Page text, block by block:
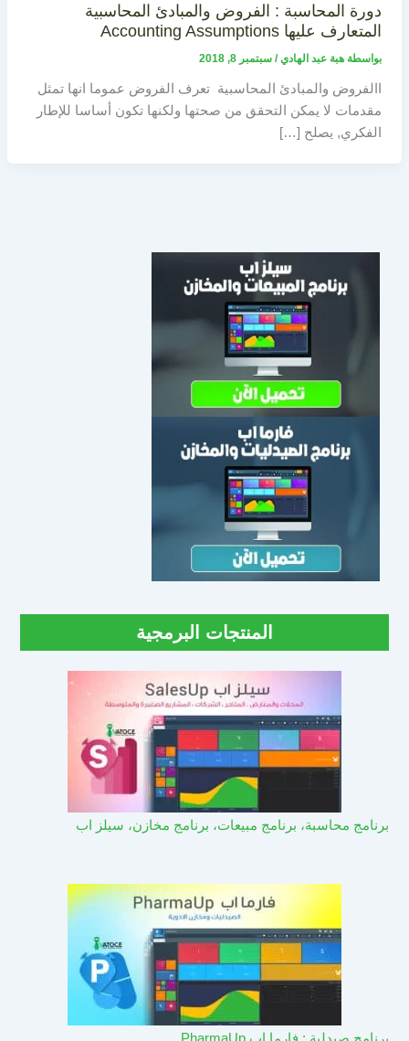
دورة المحاسبة : الفروض والمبادئ المحاسبية
المتعارف عليها Accounting Assumptions
بواسطة هبة عبد الهادي/ سبتمبر 8, 2018
االفروض والمبادئ المحاسبية تعرف الفروض عموما انها تمثل
مقدمات لا يمكن التحقق من صحتها ولكنها تكون أساسا للإطار
الفكري, يصلح […]
المنتجات البرمجية
برنامج محاسبة، برنامج مبيعات، برنامج مخازن، سيلز اب